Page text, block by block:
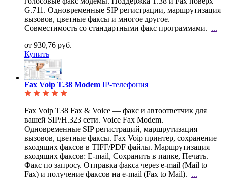
G.711. Одновременные SIP регистрации, маршрутизация
вызовов, цветные факсы и многое другое.
Совместимость со стандартными факс программами. ...
от 930,76 руб.
Купить
Fax Voip T.38 Modem IP-телефония
Fax Voip T38 Fax & Voice — факс и автоответчик для
вашей SIP/H.323 сети. Voice Fax Modem.
Одновременные SIP регистраций, маршрутизация
вызовов, цветные факсы. Fax Voip принтер, сохранение
входящих факсов в TIFF/PDF файлы. Маршрутизация
входящих факсов: E-mail, Сохранить в папке, Печать.
Факс по запросу. Отправка факса через e-mail (Mail to
Fax) и получение факсов на e-mail (Fax to Mail). ...